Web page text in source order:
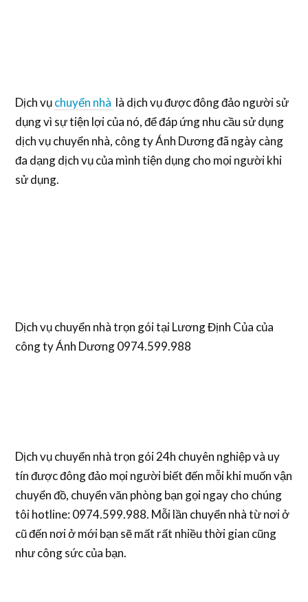
Dịch vụchuyển nhà là dịch vụ được đông đảo người sử
dụng vì sự tiện lợi của nó, để đáp ứng nhu cầu sử dụng
dịch vụ chuyển nhà, công ty Ánh Dương đã ngày càng
đa dạng dịch vụ của mình tiện dụng cho mọi người khi
sử dụng.
Dịch vụ chuyển nhà trọn gói tại Lương Định Của của
công ty Ánh Dương 0974.599.988
Dịch vụ chuyển nhà trọn gói 24h chuyên nghiệp và uy
tín được đông đảo mọi người biết đến mỗi khi muốn vận
chuyển đồ, chuyển văn phòng bạn gọi ngay cho chúng
tôi hotline: 0974.599.988. Mỗi lần chuyển nhà từ nơi ở
cũ đến nơi ở mới bạn sẽ mất rất nhiều thời gian cũng
như công sức của bạn.